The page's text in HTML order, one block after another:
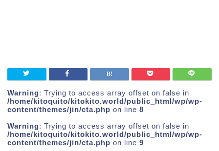
Warning: Trying to access array offset on false in
/home/kitoquito/kitokito.world/public_html/wp/wp-
content/themes/jin/cta.php on line 8
Warning: Trying to access array offset on false in
/home/kitoquito/kitokito.world/public_html/wp/wp-
content/themes/jin/cta.php on line 9